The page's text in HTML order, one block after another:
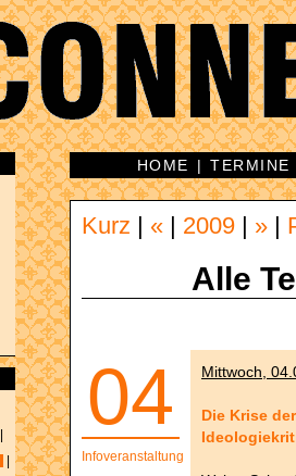
HOME |TERMINE
Kurz « 2009 »
Alle
04
Infoveranstaltung
Mittwoch,
Die Krise